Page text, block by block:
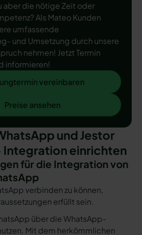
aber die nötige Zeit oder
Als Mateo Kunden
umfassende
und Umsetzung durch unsere
nehmen! Jetzt Termin
informieren!
vereinbaren
Preise ansehen
und Jestor
Integration einrichten
für die Integration von
verbinden zu können,
erfüllt sein.
über die WhatsApp-
Mit dem herkömmlichen